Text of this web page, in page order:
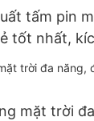
tấm pin
tốt nhất,
360W,
mặt trời